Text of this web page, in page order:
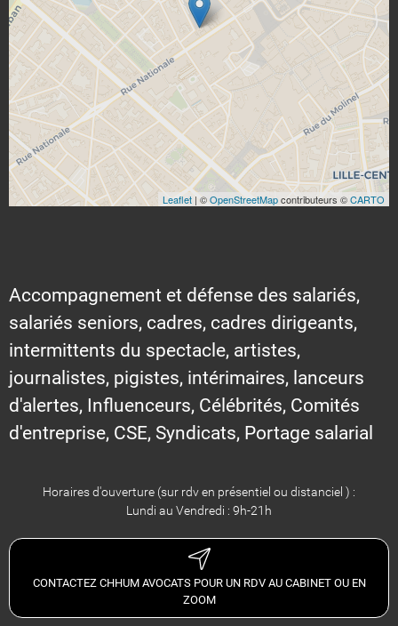
Leaflet | ©OpenStreetMapcontributeurs ©CARTO
Accompagnement et défense des salariés,
salariés seniors, cadres, cadres dirigeants,
intermittents du spectacle, artistes,
journalistes, pigistes, intérimaires, lanceurs
d'alertes, Influenceurs, Célébrités, Comités
d'entreprise, CSE, Syndicats, Portage salarial
Horaires d'ouverture (sur rdv en présentiel ou distanciel ) :
Lundi au Vendredi : 9h-21h
CONTACTEZ CHHUM AVOCATS POUR UN RDV AU CABINET OU EN
ZOOM